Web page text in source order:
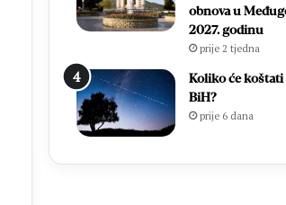
obnova u
2027. godinu
prije 2 tjedna
Koliko će
BiH?
prije 6 dana